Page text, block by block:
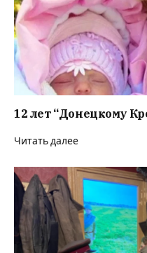
12 лет “Донецкому
Читать далее